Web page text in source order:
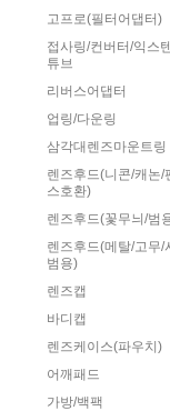
고프로(필터어댑터)
접사링/컨버터/익스
튜브
리버스어댑터
업링/다운링
삼각대렌즈마운트링
렌즈후드(니콘/캐논/
스호환)
렌즈후드(꽃무늬/범
렌즈후드(메탈/고무/
범용)
렌즈캡
바디캡
렌즈케이스(파우치)
어깨패드
가방/백팩